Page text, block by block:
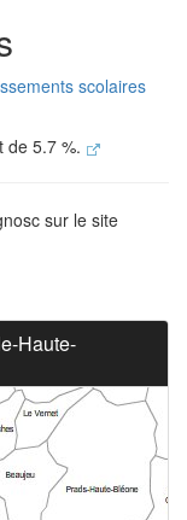
scolaires
de 5.7 %.
sur le site
Haute-